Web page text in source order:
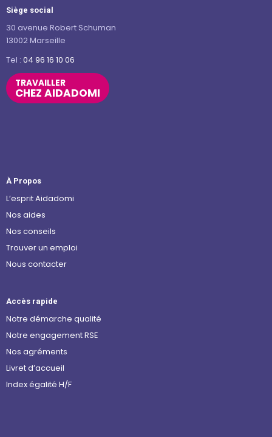
Siège social
30 avenue Robert Schuman
13002 Marseille
Tel : 04 96 16 10 06
TRAVAILLER
CHEZ AIDADOMI
À Propos
L’esprit Aidadomi
Nos aides
Nos conseils
Trouver un emploi
Nous contacter
Accès rapide
Notre démarche qualité
Notre engagement RSE
Nos agréments
Livret d’accueil
Index égalité H/F